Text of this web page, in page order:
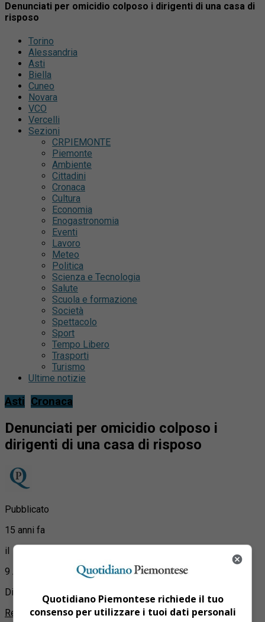
Denunciati per omicidio colposo i dirigenti di una casa di
risposo
Torino
Alessandria
Asti
Biella
Cuneo
Novara
VCO
Vercelli
Sezioni
CRPIEMONTE
Piemonte
Ambiente
Cittadini
Cronaca
Cultura
Economia
Enogastronomia
Eventi
Lavoro
Meteo
Politica
Scienza e Tecnologia
Salute
Scuola e formazione
Società
Spettacolo
Sport
Tempo Libero
Trasporti
Turismo
Ultime notizie
Asti Cronaca
Denunciati per omicidio colposo i
dirigenti di una casa di risposo
Pubblicato
15 anni fa
il
9 Aprile 2011
Di
Redazione Quotidiano Piemontese
Quotidiano Piemontese richiede il tuo
consenso per utilizzare i tuoi dati personali